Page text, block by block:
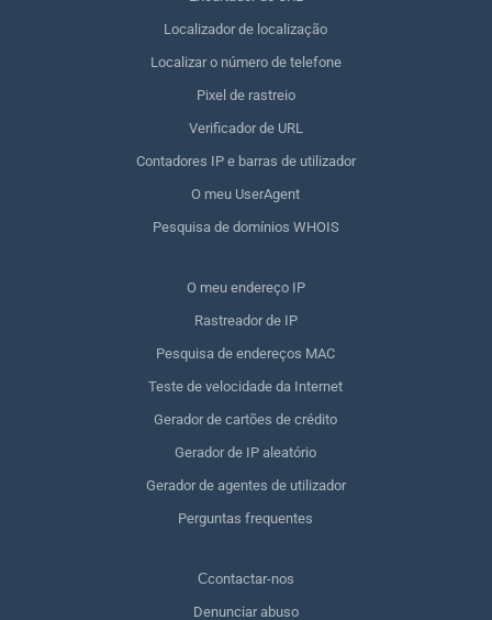
Localizador de localização
Localizar o número de telefone
Pixel de rastreio
Verificador de URL
Contadores IP e barras de utilizador
O meu UserAgent
Pesquisa de domínios WHOIS
O meu endereço IP
Rastreador de IP
Pesquisa de endereços MAC
Teste de velocidade da Internet
Gerador de cartões de crédito
Gerador de IP aleatório
Gerador de agentes de utilizador
Perguntas frequentes
Сcontactar-nos
Denunciar abuso